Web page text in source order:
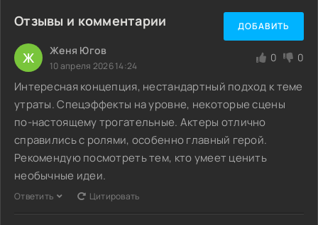
Отзывы и комментарии ДОБАВИТЬ
Ж Женя Югов
10 апреля 2026 14:24
0 0
Интересная концепция, нестандартный подход к теме
утраты. Спецэффекты на уровне, некоторые сцены
по-настоящему трогательные. Актеры отлично
справились с ролями, особенно главный герой.
Рекомендую посмотреть тем, кто умеет ценить
необычные идеи.
Ответить Цитировать